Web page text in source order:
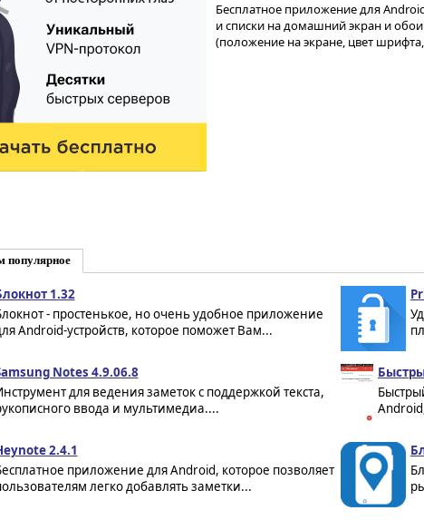
Бесплатное приложение для
и списки на домашний экран и
(положение на экране, цвет
популярное
1.32
- простенькое, но очень удобное приложение
Android-устройств, которое поможет Вам...
Notes 4.9.06.8
для ведения заметок с поддержкой текста,
ввода и мультимедиа....
2.4.1
приложение для Android, которое позволяет
легко добавлять заметки...